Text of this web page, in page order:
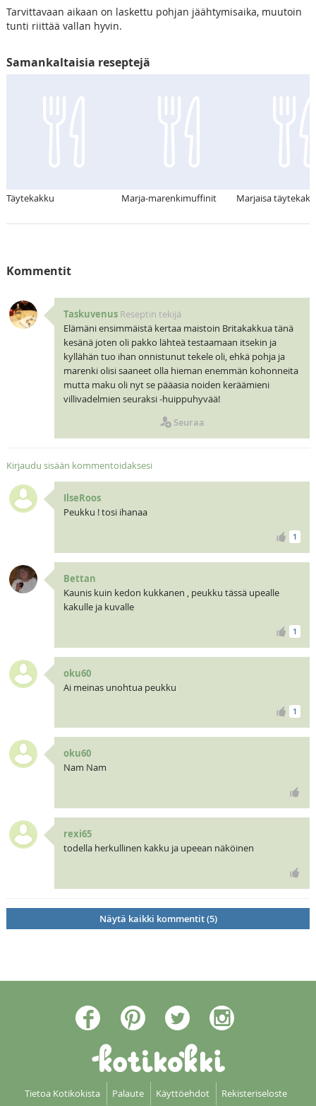
Tarvittavaan aikaan on laskettu pohjan jäähtymisaika, muutoin
tunti riittää vallan hyvin.
Samankaltaisia reseptejä
Täytekakku Marja-marenkimuffinit Marjaisa
Kommentit
Taskuvenus Reseptin tekijä
Elämäni ensimmäistä kertaa maistoin Britakakkua tänä
kesänä joten oli pakko lähteä testaamaan itsekin ja
kyllähän tuo ihan onnistunut tekele oli, ehkä pohja ja
marenki olisi saaneet olla hieman enemmän kohonneita
mutta maku oli nyt se pääasia noiden keräämieni
villivadelmien seuraksi -huippuhyvää!
Seuraa
Kirjaudu sisään kommentoidaksesi
IlseRoos
Peukku ! tosi ihanaa
1
Bettan
Kaunis kuin kedon kukkanen , peukku tässä upealle
kakulle ja kuvalle
1
oku60
Ai meinas unohtua peukku
1
oku60
Nam Nam
rexi65
todella herkullinen kakku ja upeean näköinen
Näytä kaikki kommentit (5)
Tietoa Kotikokista Palaute Käyttöehdot Rekisteriseloste